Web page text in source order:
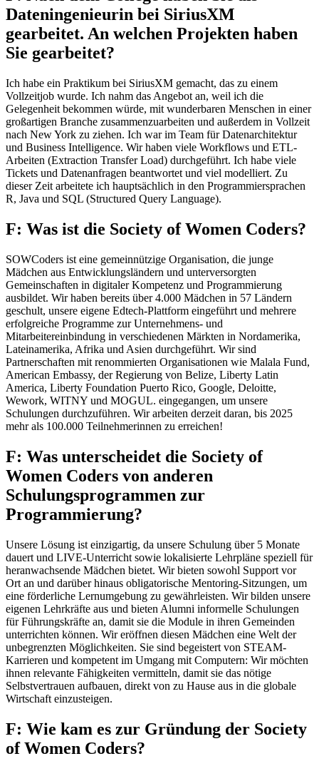
Dateningenieurin bei SiriusXM
gearbeitet. An welchen Projekten haben
Sie gearbeitet?
Ich habe ein Praktikum bei SiriusXM gemacht, das zu einem
Vollzeitjob wurde. Ich nahm das Angebot an, weil ich die
Gelegenheit bekommen würde, mit wunderbaren Menschen in einer
großartigen Branche zusammenzuarbeiten und außerdem in Vollzeit
nach New York zu ziehen. Ich war im Team für Datenarchitektur
und Business Intelligence. Wir haben viele Workflows und ETL-
Arbeiten (Extraction Transfer Load) durchgeführt. Ich habe viele
Tickets und Datenanfragen beantwortet und viel modelliert. Zu
dieser Zeit arbeitete ich hauptsächlich in den Programmiersprachen
R, Java und SQL (Structured Query Language).
F: Was ist die Society of Women Coders?
SOWCoders ist eine gemeinnützige Organisation, die junge
Mädchen aus Entwicklungsländern und unterversorgten
Gemeinschaften in digitaler Kompetenz und Programmierung
ausbildet. Wir haben bereits über 4.000 Mädchen in 57 Ländern
geschult, unsere eigene Edtech-Plattform eingeführt und mehrere
erfolgreiche Programme zur Unternehmens- und
Mitarbeitereinbindung in verschiedenen Märkten in Nordamerika,
Lateinamerika, Afrika und Asien durchgeführt. Wir sind
Partnerschaften mit renommierten Organisationen wie Malala Fund,
American Embassy, der Regierung von Belize, Liberty Latin
America, Liberty Foundation Puerto Rico, Google, Deloitte,
Wework, WITNY und MOGUL. eingegangen, um unsere
Schulungen durchzuführen. Wir arbeiten derzeit daran, bis 2025
mehr als 100.000 Teilnehmerinnen zu erreichen!
F: Was unterscheidet die Society of
Women Coders von anderen
Schulungsprogrammen zur
Programmierung?
Unsere Lösung ist einzigartig, da unsere Schulung über 5 Monate
dauert und LIVE-Unterricht sowie lokalisierte Lehrpläne speziell für
heranwachsende Mädchen bietet. Wir bieten sowohl Support vor
Ort an und darüber hinaus obligatorische Mentoring-Sitzungen, um
eine förderliche Lernumgebung zu gewährleisten. Wir bilden unsere
eigenen Lehrkräfte aus und bieten Alumni informelle Schulungen
für Führungskräfte an, damit sie die Module in ihren Gemeinden
unterrichten können. Wir eröffnen diesen Mädchen eine Welt der
unbegrenzten Möglichkeiten. Sie sind begeistert von STEAM-
Karrieren und kompetent im Umgang mit Computern: Wir möchten
ihnen relevante Fähigkeiten vermitteln, damit sie das nötige
Selbstvertrauen aufbauen, direkt von zu Hause aus in die globale
Wirtschaft einzusteigen.
F: Wie kam es zur Gründung der Society
of Women Coders?